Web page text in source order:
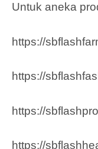
Untuk aneka
https://
https://
https://
https://